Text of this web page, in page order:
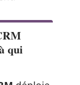
qui